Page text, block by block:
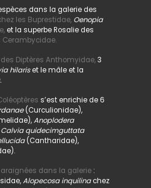
dans la galerie des
les Buprestidae, Oenopia
et la superbe Rosalie des
Cerambycidae.
Diptères Anthomyidae,3
hilariset le mâle et la
s’est enrichie de 6
(Curculionidae),
Anoplodera
Calvia quidecimguttata
(Cantharidae),
dans la galerie:
Alopecosa inquilinachez